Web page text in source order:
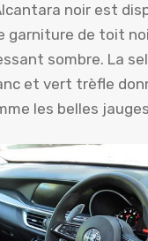
noir est
garniture de toit
sombre. La
et vert trèfle
les belles